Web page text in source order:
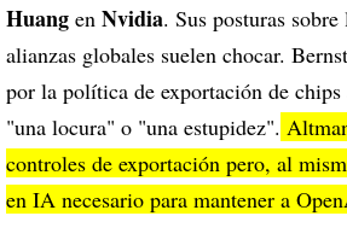
Huang en Nvidia. Sus posturas
alianzas globales suelen chocar.
por la política de exportación de
"una locura" o "una estupidez".
controles de exportación pero, al
en IA necesario para mantener a